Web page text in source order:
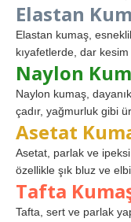
Elastan
Elastan kumaş,
kıyafetlerde, dar
Naylon
Naylon kumaş,
çadır, yağmurluk gibi
Asetat
Asetat, parlak ve
özellikle şık bluz ve
Tafta
Tafta, sert ve parlak